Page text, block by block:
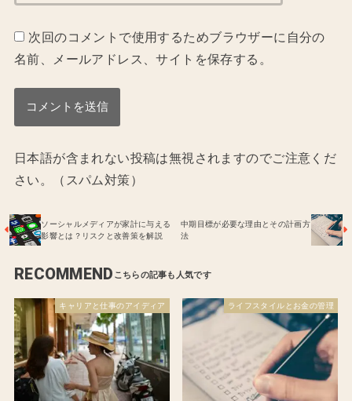
次回のコメントで使用するためブラウザーに自分の
名前、メールアドレス、サイトを保存する。
日本語が含まれない投稿は無視されますのでご注意くだ
さい。（スパム対策）
中期目標が必要な理由とその計画方
法
ソーシャルメディアが家計に与える
影響とは？リスクと改善策を解説
RECOMMEND
キャリアと仕事のアイディア ライフスタイルとお金の管理